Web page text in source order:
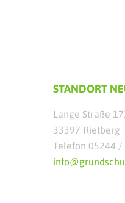
STANDORT
Lange Straße
33397 Rietberg
Telefon 05244 /